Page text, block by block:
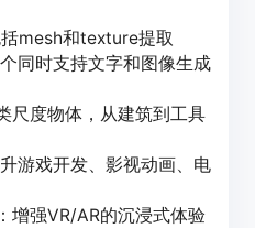
mesh和texture提取
同时支持文字和图像生成
尺度物体，从建筑到工具
游戏开发、影视动画、电
增强VR/AR的沉浸式体验